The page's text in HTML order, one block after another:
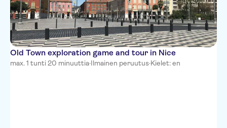
Old Town exploration game and tour in Nice
max. 1 tunti 20 minuuttia·Ilmainen peruutus·Kielet: en